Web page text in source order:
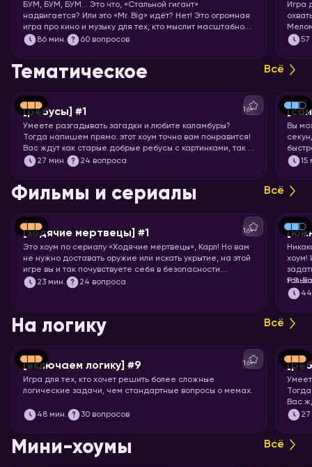
БУМ, БУМ, БУМ… Это что, «Стальной гигант»
надвигается? Или это «Mr. Big» идёт? Нет! Это огромная
игра про кино и музыку для тех, кто мыслит масштабно.
Вас ждут целых 7 раундов песен, клипов, отрывков из
миску попкорна и запускайте хоум!
86 мин. 60 вопросов
Игра
57
Тематическое Всё
[ребусы] #1 16+
Умеете разгадывать загадки и любите каламбуры?
Тогда напишем прямо: этот хоум точно вам понравится!
Вас ждут как старые добрые ребусы с картинками, так и
вопросы с визуальными подсказками. Вспоминайте, что
27 мин. 24 вопроса
Вы
15
Фильмы и сериалы Всё
[ходячие мертвецы] #1 16+
Это хоум по сериалу «Ходячие мертвецы», Карл! Но вам
не нужно доставать оружие или искать укрытие, на этой
игре вы и так почувствуете себя в безопасности.
Спросим вас про все 11 сезонов сериала, так что
23 мин. 24 вопроса
хоум!
P.S.
44
На логику Всё
[включаем логику] #9 16+
Игра для тех, кто хочет решить более сложные
логические задачи, чем стандартные вопросы о мемах.
48 мин. 30 вопросов
Вас
27
Мини-хоумы Всё